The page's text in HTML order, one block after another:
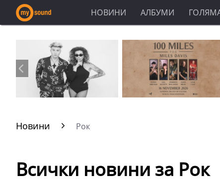
НОВИНИ АЛБУМИ
Новини Рок
Всички новини за Рок